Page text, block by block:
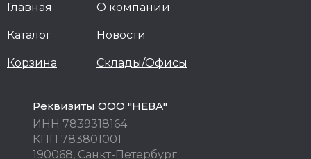
Главная
Каталог
Корзина
О компании
Новости
Склады/Офисы
Реквизиты ООО "НЕВА"
ИНН 7839318164
КПП 783801001
190068, Санкт-Петербург